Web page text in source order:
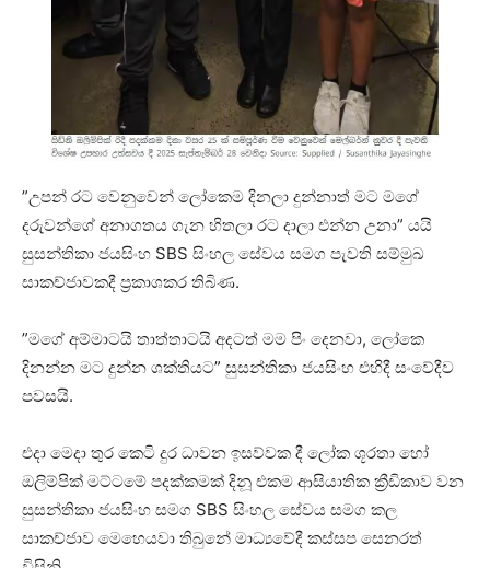
”උපන් රට වෙනුවෙන් ලෝකෙම දිනලා දුන්නාත් මට මගේ
දරුවන්ගේ අනාගතය ගැන හිතලා රට දාලා එන්න උනා” යයි
සුසන්තිකා ජයසිංහ SBS සිංහල සේවය සමග පැවති සම්මුඛ
සාකච්ජාවකදී ප්‍රකාශකර තිබිණ.
”මගේ අම්මාටයි තාත්තාටයි අදටත් මම පිං දෙනවා, ලෝකෙ
දිනන්න මට දුන්න ශක්තියට” සුසන්තිකා ජයසිංහ එහිදී සංවේදීව
පවසයි.
එදා මෙදා තුර කෙටි දුර ධාවන ඉසව්වක දී ලෝක ශූරතා හෝ
ඔලිම්පික් මට්ටමේ පදක්කමක් දිනූ එකම ආසියාතික ක්‍රීඩිකාව වන
සුසන්තිකා ජයසිංහ සමග SBS සිංහල සේවය සමග කල
සාකච්ජාව මෙහෙයවා තිබුනේ මාධ්‍යවේදී කස්සප සෙනරත්